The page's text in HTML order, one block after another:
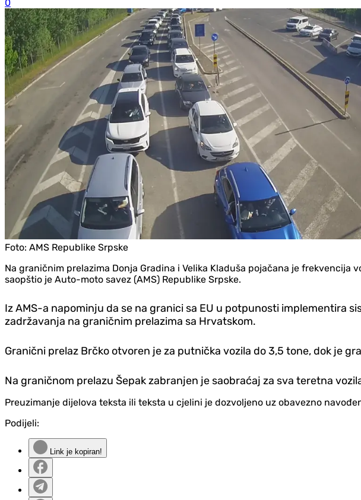
0
Foto: AMS Republike Srpske
Na graničnim prelazima Donja Gradina i Velika Kladuša pojačana je
saopštio je Auto-moto savez (AMS) Republike Srpske.
Iz AMS-a napominju da se na granici sa EU u potpunosti implementira
zadržavanja na graničnim prelazima sa Hrvatskom.
Granični prelaz Brčko otvoren je za putnička vozila do 3,5 tone, dok je
Na graničnom prelazu Šepak zabranjen je saobraćaj za sva teretna
Preuzimanje dijelova teksta ili teksta u cjelini je dozvoljeno uz obavezno
Podijeli:
Link je kopiran!